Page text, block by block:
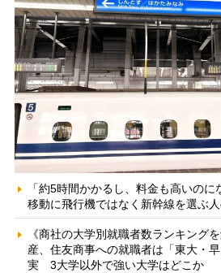
「約5時間かかるし、料金も高いの
移動に飛行機ではなく新幹線を選ぶ
《商社の大学別就職者数ランキング
産、住友商事への就職者は「東大・
実 3大学以外で強い大学はどこか